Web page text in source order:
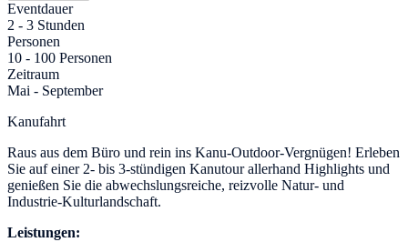
Eventdauer
2 - 3 Stunden
Personen
10 - 100 Personen
Zeitraum
Mai - September
Kanufahrt
Raus aus dem Büro und rein ins Kanu-Outdoor-Vergnügen! Erleben
Sie auf einer 2- bis 3-stündigen Kanutour allerhand Highlights und
genießen Sie die abwechslungsreiche, reizvolle Natur- und
Industrie-Kulturlandschaft.
Leistungen: